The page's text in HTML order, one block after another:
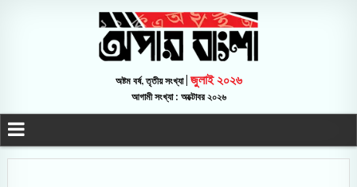
অষ্টম বর্ষ, তৃতীয় সংখ্যা | জুলাই ২০২৬
আগামী সংখ্যা : অক্টোবর ২০২৬